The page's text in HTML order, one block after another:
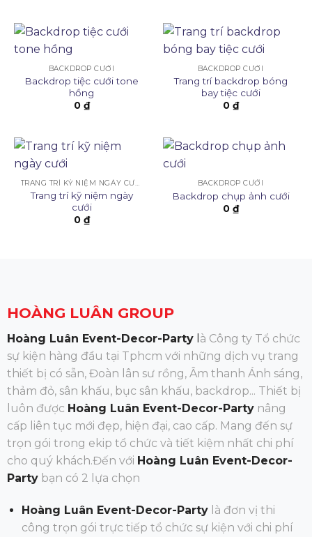
BACKDROP CƯỚI
Backdrop tiệc cưới tone
hồng
0 ₫
BACKDROP CƯỚI
Trang trí backdrop bóng
bay tiệc cưới
0 ₫
TRANG TRÍ KỶ NIỆM NGÀY CƯỚI
Trang trí kỹ niệm ngày
cưới
0 ₫
BACKDROP CƯỚI
Backdrop chụp ảnh cưới
0 ₫
HOÀNG LUÂN GROUP
Hoàng Luân Event-Decor-Party à Công ty Tổ chức
sự kiện hàng đầu tại Tphcm với những dịch vụ trang
thiết bị có sẵn, Đoàn lân sư rồng, Âm thanh Ánh sáng,
thảm đỏ, sân khấu, bục sân khấu, backdrop... Thiết bị
luôn được Hoàng Luân Event-Decor-Party nâng
cấp liên tục mới đẹp, hiện đại, cao cấp. Mang đến sự
trọn gói trong ekip tổ chức và tiết kiệm nhất chi phí
cho quý khách.Đến với Hoàng Luân Event-Decor-
Party bạn có 2 lựa chọn
Hoàng Luân Event-Decor-Party là đơn vị thi
công trọn gói trực tiếp tổ chức sự kiện với chi phí